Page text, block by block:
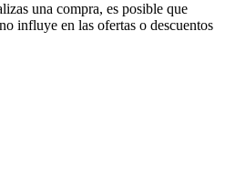
una compra, es posible que
influye en las ofertas o descuentos